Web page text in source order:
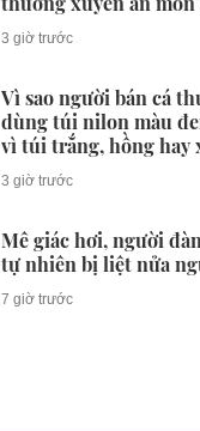
cũng thích
3 giờ trước
Vì sao người bán cá
dùng túi nilon màu
vì túi trắng, hồng hay
3 giờ trước
Mê giác hơi, người
tự nhiên bị liệt nửa
7 giờ trước